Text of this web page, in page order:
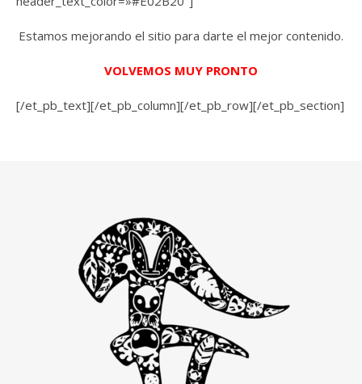
Estamos mejorando el sitio para darte el mejor contenido.
VOLVEMOS MUY PRONTO
[/et_pb_text][/et_pb_column][/et_pb_row][/et_pb_section]